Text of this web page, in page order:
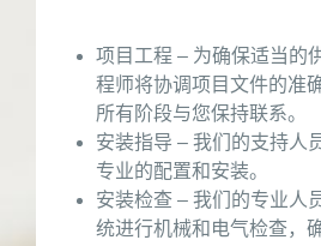
项目工程 – 为确保适当的
程师将协调项目文件的准
所有阶段与您保持联系。
安装指导 – 我们的支持人
专业的配置和安装。
安装检查 – 我们的专业人
统进行机械和电气检查，